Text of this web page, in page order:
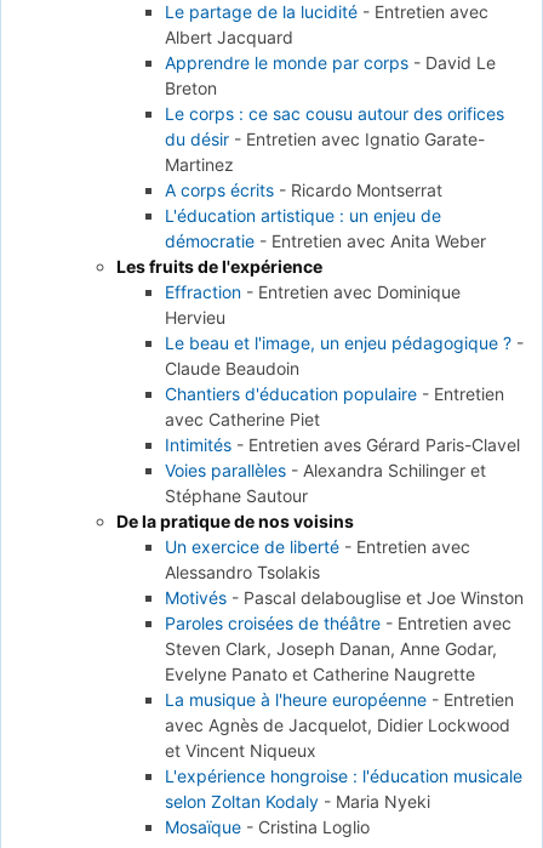
Le partage de la lucidité - Entretien avec
Albert Jacquard
Apprendre le monde par corps - David Le
Breton
Le corps : ce sac cousu autour des orifices
du désir - Entretien avec Ignatio Garate-
Martinez
A corps écrits - Ricardo Montserrat
L'éducation artistique : un enjeu de
démocratie - Entretien avec Anita Weber
Les fruits de l'expérience
Effraction - Entretien avec Dominique
Hervieu
Le beau et l'image, un enjeu pédagogique ? -
Claude Beaudoin
Chantiers d'éducation populaire - Entretien
avec Catherine Piet
Intimités - Entretien aves Gérard Paris-Clavel
Voies parallèles - Alexandra Schilinger et
Stéphane Sautour
De la pratique de nos voisins
Un exercice de liberté - Entretien avec
Alessandro Tsolakis
Motivés - Pascal delabouglise et Joe Winston
Paroles croisées de théâtre - Entretien avec
Steven Clark, Joseph Danan, Anne Godar,
Evelyne Panato et Catherine Naugrette
La musique à l'heure européenne - Entretien
avec Agnès de Jacquelot, Didier Lockwood
et Vincent Niqueux
L'expérience hongroise : l'éducation musicale
selon Zoltan Kodaly - Maria Nyeki
Mosaïque - Cristina Loglio